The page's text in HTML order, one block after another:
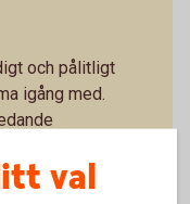
och pålitligt
igång med.
val